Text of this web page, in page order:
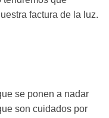
factura de la luz.
se ponen a nadar
son cuidados por